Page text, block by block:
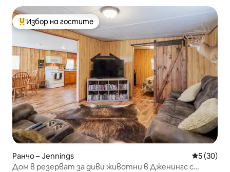
Най-популярен избор на гостите
Избор на гостите
Ранчо – Jennings Средна
5 (30)
Дом в резерват за диви животни в Дженингс с